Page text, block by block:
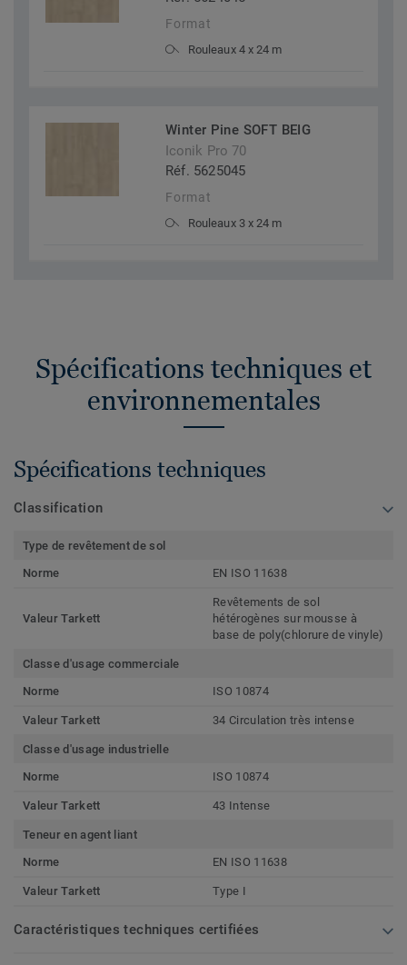
Format
Rouleaux 4 x 24 m
Winter Pine SOFT BEIG
Iconik Pro 70
Réf. 5625045
Format
Rouleaux 3 x 24 m
Spécifications techniques et
environnementales
Spécifications techniques
Classification
Type de revêtement de sol
Norme
EN ISO 11638
Valeur Tarkett
Revêtements de sol
hétérogènes sur mousse à
base de poly(chlorure de vinyle)
Classe d'usage commerciale
Norme
ISO 10874
Valeur Tarkett 34 Circulation très intense
Classe d'usage industrielle
Norme
ISO 10874
Valeur Tarkett 43 Intense
Teneur en agent liant
Norme
EN ISO 11638
Valeur Tarkett Type I
Caractéristiques techniques certifiées